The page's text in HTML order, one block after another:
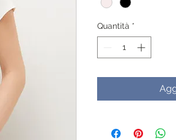
Quantità *